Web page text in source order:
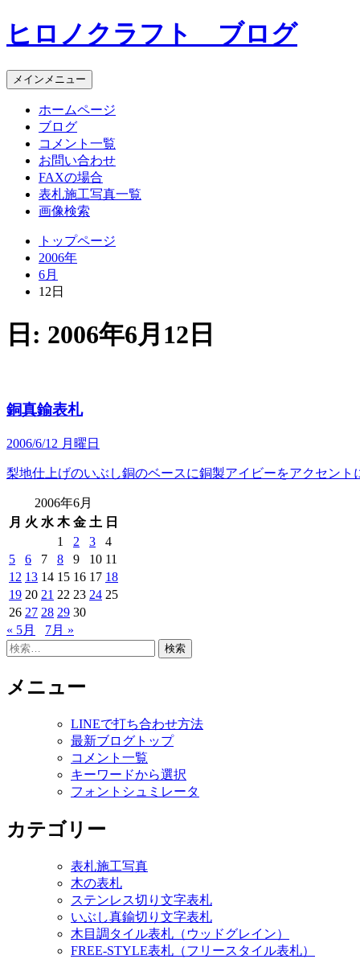
コ
ン
ン
ツ
ヒロノクラフト ブログ
メインメニュー
ホームページ
ブログ
コメント一覧
お問い合わせ
FAXの場合
表札施工写真一覧
画像検索
トップページ
2006年
6月
12日
日: 2006年6月12日
銅真鍮表札
2006/6/12 月曜日
梨地仕上げのいぶし銅のベースに銅製アイビーをアクセント
2006年6月
月 火 水 木 金 土 日
1
2 3
4
5
6 7 8 9 10 11
12 13 14 15 16 17 18
19 20 21 22 23 24 25
26 27 28 29 30
« 5月
7月 »
検
メニュー
LINEで打ち合わせ方法
最新ブログトップ
コメント一覧
キーワードから選択
フォントシュミレータ
カテゴリー
表札施工写真
木の表札
ステンレス切り文字表札
いぶし真鍮切り文字表札
木目調タイル表札（ウッドグレイン）
FREE-STYLE表札（フリースタイル表札）